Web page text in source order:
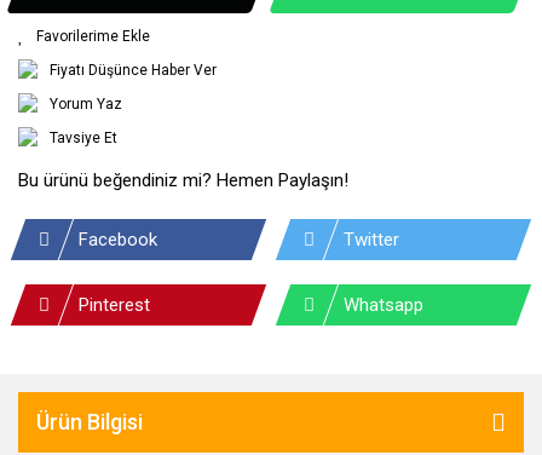
Fiyatı Düşünce Haber Ver
Yorum Yaz
Tavsiye Et
Bu ürünü beğendiniz mi? Hemen Paylaşın!
Facebook Twitter
Pinterest Whatsapp
Ürün Bilgisi